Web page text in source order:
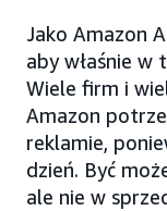
Jako Amazon
aby właśnie w
Wiele firm i
Amazon
reklamie,
dzień. Być
ale nie w